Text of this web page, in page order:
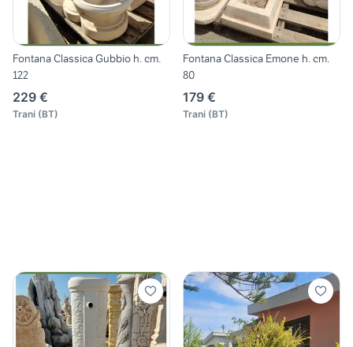
Fontana Classica Gubbio h. cm.
122
229 €
Trani (BT)
Fontana Classica Emone h. cm.
80
179 €
Trani (BT)